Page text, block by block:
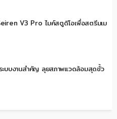
V3 Pro ไมค์สตูดิโอเพื่อสตรีมเม
ะบบงานสำคัญ ลุยสภาพแวดล้อมสุดขั้ว